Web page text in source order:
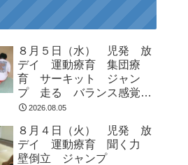
８月５日（水） 児発 放
デイ 運動療育 集団療
育 サーキット ジャン
プ 走る バランス感覚
ラジオ体操
2026.08.05
８月４日（火） 児発 放
デイ 運動療育 聞く力
壁倒立 ジャンプ